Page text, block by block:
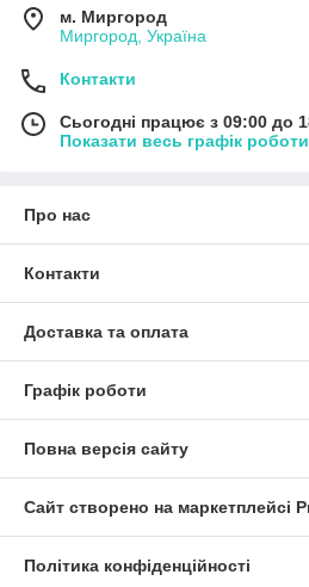
м. Миргород
Миргород, Україна
Контакти
Сьогодні працює з 09:00 до
Показати весь графік роботи
Про нас
Контакти
Доставка та оплата
Графік роботи
Повна версія сайту
Сайт створено на маркетплейсі
Політика конфіденційності